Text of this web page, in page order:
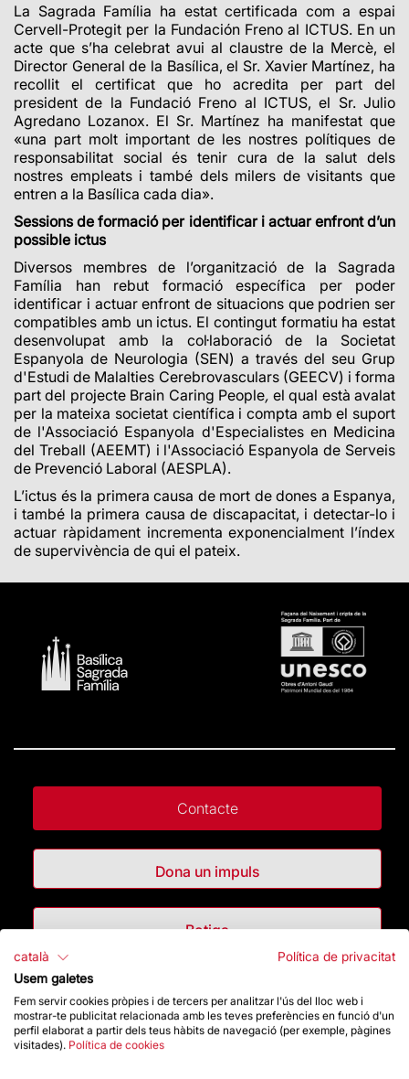
La Sagrada Família ha estat certificada com a espai
Cervell-Protegit per la Fundación Freno al ICTUS. En un
acte que s’ha celebrat avui al claustre de la Mercè, el
Director General de la Basílica, el Sr. Xavier Martínez, ha
recollit el certificat que ho acredita per part del
president de la Fundació Freno al ICTUS, el Sr. Julio
Agredano Lozanox. El Sr. Martínez ha manifestat que
«una part molt important de les nostres polítiques de
responsabilitat social és tenir cura de la salut dels
nostres empleats i també dels milers de visitants que
entren a la Basílica cada dia».
Sessions de formació per identificar i actuar enfront d’un
possible ictus
Diversos membres de l’organització de la Sagrada
Família han rebut formació específica per poder
identificar i actuar enfront de situacions que podrien ser
compatibles amb un ictus. El contingut formatiu ha estat
desenvolupat amb la col·laboració de la Societat
Espanyola de Neurologia (SEN) a través del seu Grup
d'Estudi de Malalties Cerebrovasculars (GEECV) i forma
part del projecte Brain Caring People, el qual està avalat
per la mateixa societat científica i compta amb el suport
de l'Associació Espanyola d'Especialistes en Medicina
del Treball (AEEMT) i l'Associació Espanyola de Serveis
de Prevenció Laboral (AESPLA).
L’ictus és la primera causa de mort de dones a Espanya,
i també la primera causa de discapacitat, i detectar-lo i
actuar ràpidament incrementa exponencialment l’índex
de supervivència de qui el pateix.
Contacte
Dona un impuls
Botiga
Destacats
La Fundació
català
Política de privacitat
Usem galetes
Fem servir cookies pròpies i de tercers per analitzar l'ús del lloc web i
mostrar-te publicitat relacionada amb les teves preferències en funció d'un
perfil elaborat a partir dels teus hàbits de navegació (per exemple, pàgines
visitades). Política de cookies